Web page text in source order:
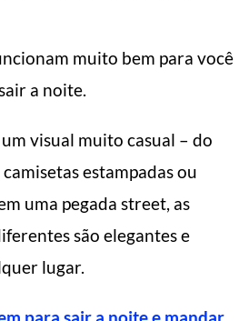
muito bem para você
a noite.
visual muito casual – do
estampadas ou
uma pegada street, as
são elegantes e
lugar.